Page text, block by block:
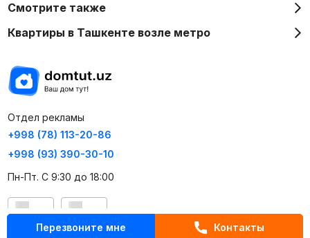
Перезвоните мне Контакты
Смотрите также
Квартиры в Ташкенте возле метро
Отдел рекламы
+998 (78) 113-20-86
+998 (93) 390-30-10
Пн-Пт. С 9:30 до 18:00
RU UZ